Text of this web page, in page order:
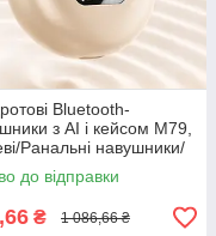
Bluetooth-
з AI і кейсом M79,
Ранальні навушники/
навушники/
з мікрофоном
до відправки
₴ 1 086,66 ₴